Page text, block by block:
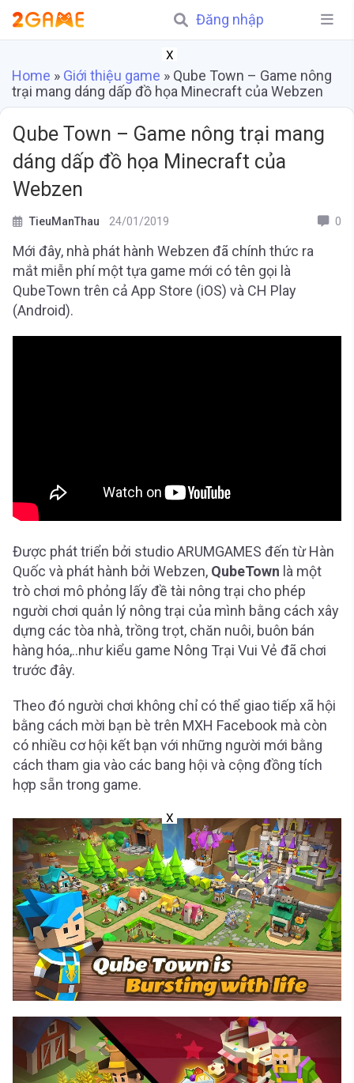
Đăng nhập
X
Home » Giới thiệu game » Qube Town – Game nông
trại mang dáng dấp đồ họa Minecraft của Webzen
Qube Town – Game nông trại mang
dáng dấp đồ họa Minecraft của
Webzen
TieuManThau 24/01/2019 0
Mới đây, nhà phát hành Webzen đã chính thức ra
mắt miễn phí một tựa game mới có tên gọi là
QubeTown trên cả App Store (iOS) và CH Play
(Android).
Được phát triển bởi studio ARUMGAMES đến từ Hàn
Quốc và phát hành bởi Webzen, QubeTown là một
trò chơi mô phỏng lấy đề tài nông trại cho phép
người chơi quản lý nông trại của mình bằng cách xây
dựng các tòa nhà, trồng trọt, chăn nuôi, buôn bán
hàng hóa,..như kiểu game Nông Trại Vui Vẻ đã chơi
trước đây.
Theo đó người chơi không chỉ có thể giao tiếp xã hội
bằng cách mời bạn bè trên MXH Facebook mà còn
có nhiều cơ hội kết bạn với những người mới bằng
cách tham gia vào các bang hội và cộng đồng tích
hợp sẵn trong game.
X